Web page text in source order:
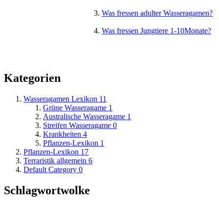
Was fressen adulter Wasseragamen?
Was fressen Jungtiere 1-10Monate?
Kategorien
Wasseragamen Lexikon 11
Grüne Wasseragame 1
Australische Wasseragame 1
Streifen Wasseragame 0
Krankheiten 4
Pflanzen-Lexikon 1
Pflanzen-Lexikon 17
Terraristik allgemein 6
Default Category 0
Schlagwortwolke